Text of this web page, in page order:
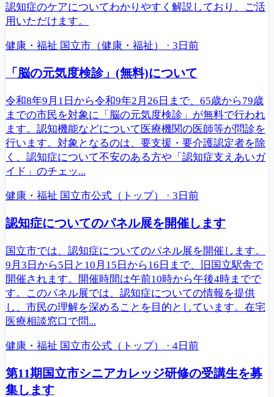
認知症のケアについてわかりやすく解説しており、ご活
用いただけます。
健康・福祉 国立市（健康・福祉） · 3日前
「脳の元気度検診」(無料)について
令和8年9月1日から令和9年2月26日まで、65歳から79歳
までの市民を対象に「脳の元気度検診」が無料で行われ
ます。認知機能などについて医療機関の医師等が問診を
行います。対象となるのは、要支援・要介護認定者を除
く、認知症について不安のある方や「認知症支えあいガ
イド」のチェッ...
健康・福祉 国立市公式（トップ） · 3日前
認知症についてのパネル展を開催します
国立市では、認知症についてのパネル展を開催します。
9月3日から5日と10月15日から16日まで、旧国立駅舎で
開催されます。開催時間は午前10時から午後4時までで
す。このパネル展では、認知症についての情報を提供
し、市民の理解を深めることを目的としています。在宅
医療相談窓口で問...
健康・福祉 国立市公式（トップ） · 4日前
第11期国立市シニアカレッジ研修の受講生を募
集します